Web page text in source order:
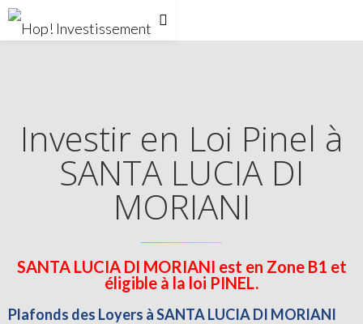
Investir en Loi Pinel à
SANTA LUCIA DI
MORIANI
SANTA LUCIA DI MORIANI est en Zone B1 et
éligible à la loi PINEL.
Plafonds des Loyers à SANTA LUCIA DI MORIANI